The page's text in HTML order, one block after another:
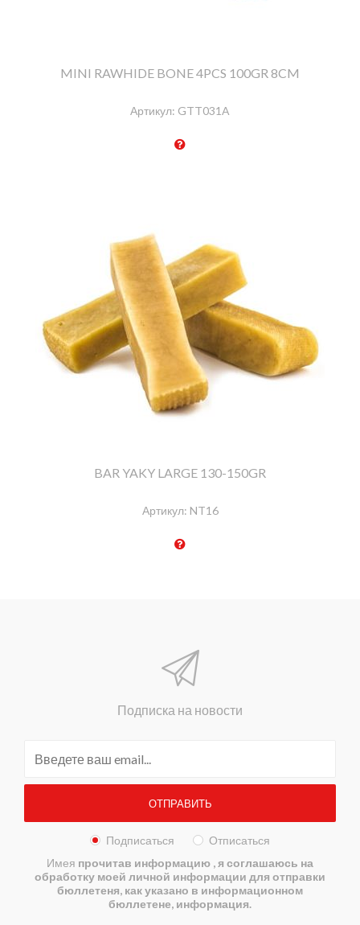
MINI RAWHIDE BONE 4PCS 100GR 8CM
Артикул: GTT031A
BAR YAKY LARGE 130-150GR
Артикул: NT16
Подписка на новости
Подписаться
Отписаться
Имея прочитав информацию , я соглашаюсь на
обработку моей личной информации для отправки
бюллетеня, как указано в информационном
бюллетене, информация.